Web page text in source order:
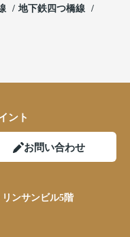
地下鉄四つ橋線
ント
お問い合わせ
ンサンビル5階